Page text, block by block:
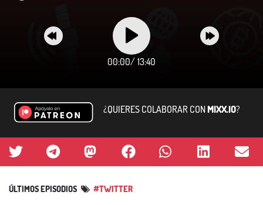
00:00/ 13:40
¿QUIERES COLABORAR CONMIXX.IO?
ÚLTIMOS EPISODIOS #TWITTER